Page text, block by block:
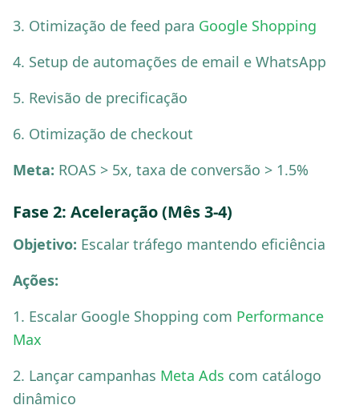
3. Otimização de feed para Google Shopping
4. Setup de automações de email e WhatsApp
5. Revisão de precificação
6. Otimização de checkout
Meta: ROAS > 5x, taxa de conversão > 1.5%
Fase 2: Aceleração (Mês 3-4)
Objetivo: Escalar tráfego mantendo eficiência
Ações:
1. Escalar Google Shopping com Performance
Max
2. Lançar campanhas Meta Ads com catálogo
dinâmico